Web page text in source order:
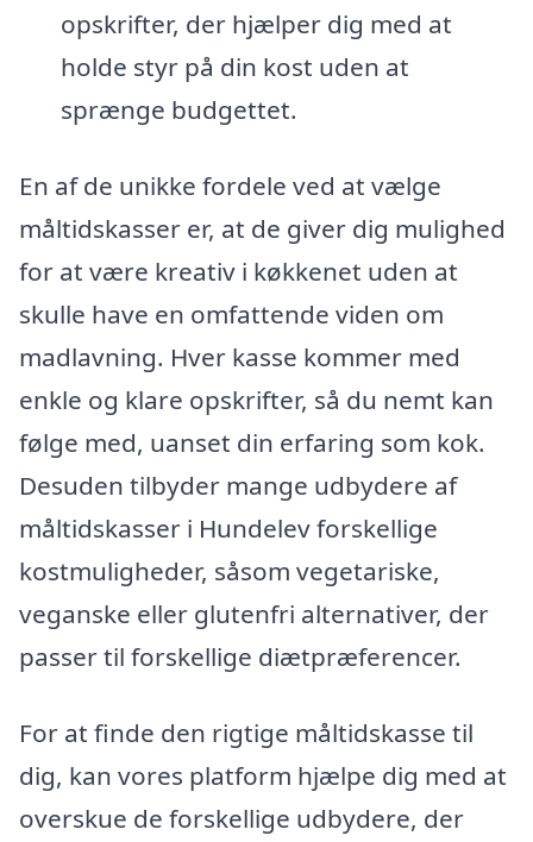
opskrifter, der hjælper dig med at
holde styr på din kost uden at
sprænge budgettet.
En af de unikke fordele ved at vælge
måltidskasser er, at de giver dig mulighed
for at være kreativ i køkkenet uden at
skulle have en omfattende viden om
madlavning. Hver kasse kommer med
enkle og klare opskrifter, så du nemt kan
følge med, uanset din erfaring som kok.
Desuden tilbyder mange udbydere af
måltidskasser i Hundelev forskellige
kostmuligheder, såsom vegetariske,
veganske eller glutenfri alternativer, der
passer til forskellige diætpræferencer.
For at finde den rigtige måltidskasse til
dig, kan vores platform hjælpe dig med at
overskue de forskellige udbydere, der